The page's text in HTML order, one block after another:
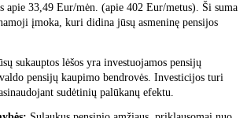
apie 33,49 Eur/mėn. (apie 402 Eur/metus). Ši suma
įmoka, kuri didina jūsų asmeninę pensijos
sukauptos lėšos yra investuojamos pensijų
pensijų kaupimo bendrovės. Investicijos turi
sudėtinių palūkanų efektu.